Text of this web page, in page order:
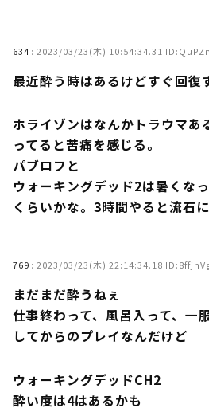
634 : 2023/03/23(木) 10:54:34.31
最近酔う時はあるけどすぐ回復
ホライゾンはなんかトラウマあ
ってると苦痛を感じる。
パブロフと
ウォーキングデッド2は暑くな
くらいかな。3時間やると流石
769 : 2023/03/23(木) 22:14:34.18
まだまだ酔うねぇ
仕事終わって、風呂入って、一
してからのプレイなんだけど
ウォーキングデッドCH2
酔い度は4はあるかも